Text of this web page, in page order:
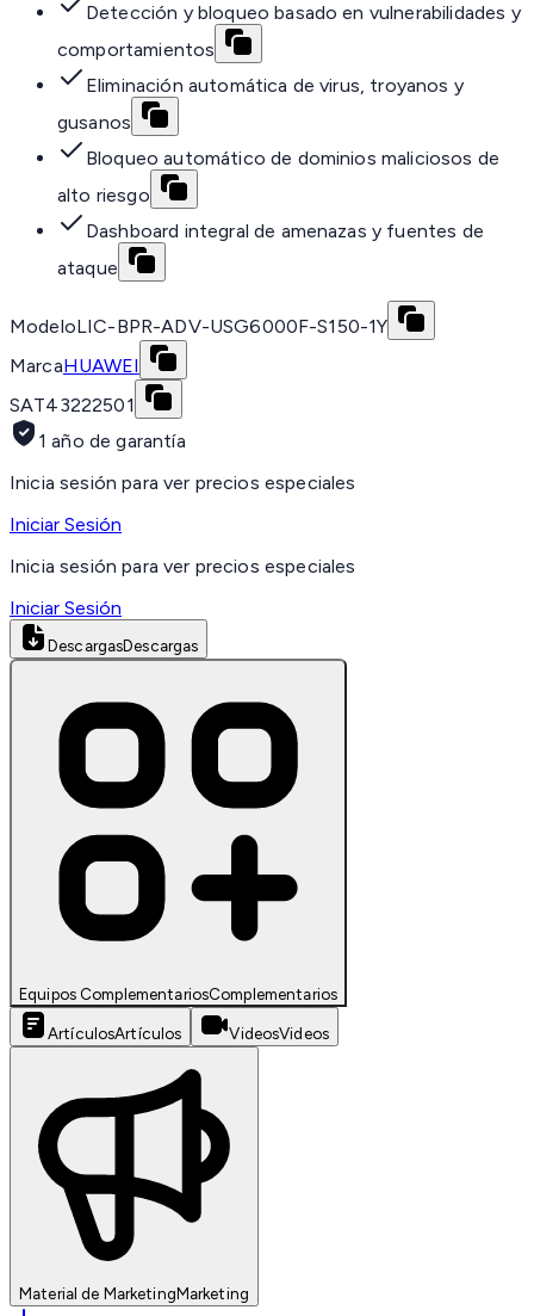
Detección y bloqueo basado en vulnerabilidades y
comportamientos
Eliminación automática de virus, troyanos y
gusanos
Bloqueo automático de dominios maliciosos de
alto riesgo
Dashboard integral de amenazas y fuentes de
ataque
ModeloLIC-BPR-ADV-USG6000F-S150-1Y
MarcaHUAWEI
SAT43222501
1 año de garantía
Inicia sesión para ver precios especiales
Iniciar Sesión
Inicia sesión para ver precios especiales
Iniciar Sesión
DescargasDescargas
Equipos ComplementariosComplementarios
ArtículosArtículos VideosVideos
Material de MarketingMarketing